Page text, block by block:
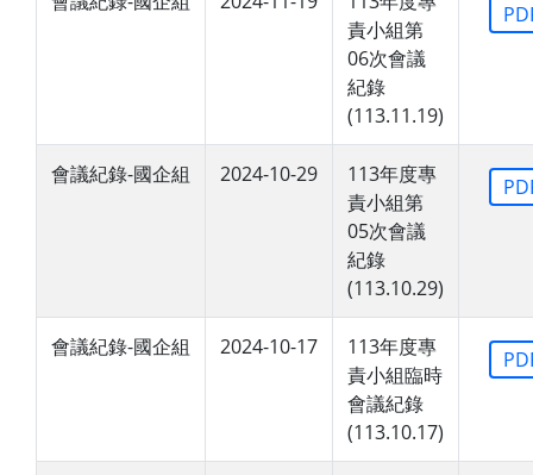
責小組第
06次會議
紀錄
(113.11.19)
會議紀錄-國企組 2024-10-29
113年度專
責小組第
05次會議
紀錄
(113.10.29)
會議紀錄-國企組 2024-10-17
113年度專
責小組臨時
會議紀錄
(113.10.17)